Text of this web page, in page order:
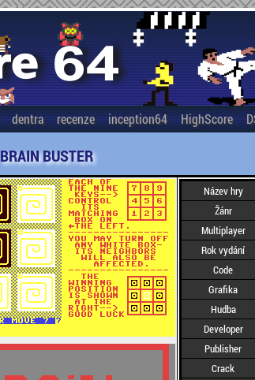
dentra recenze inception64 HighScore
BRAIN BUSTER
Název hry
Žánr
Multiplayer
Rok vydání
Code
Grafika
Hudba
Developer
Publisher
Crack